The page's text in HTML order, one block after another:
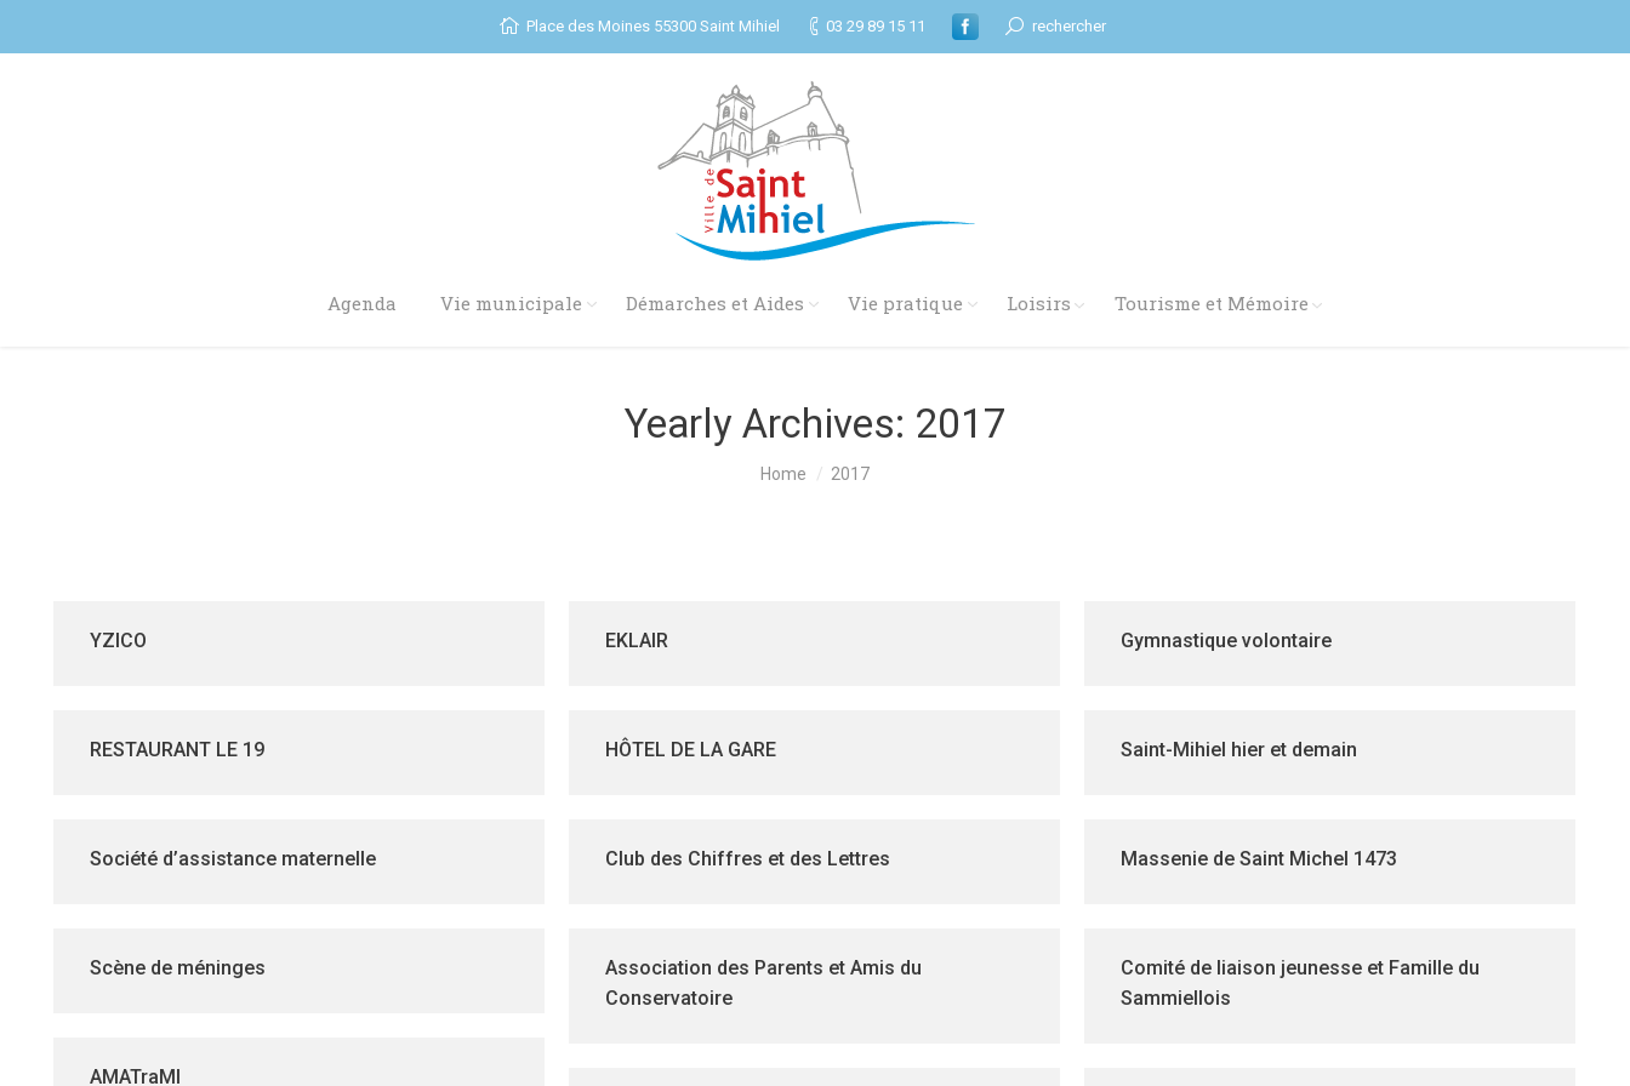
Place des Moines 55300 Saint Mihiel 03 29 89 15 11 rechercher
Agenda Vie municipale Démarches et Aides Vie pratique Loisirs Tourisme et Mémoire
Yearly Archives: 2017
Home 2017
YZICO EKLAIR Gymnastique volontaire
RESTAURANT LE 19 HÔTEL DE LA GARE Saint-Mihiel hier et demain
Société d’assistance maternelle Club des Chiffres et des Lettres Massenie de Saint Michel 1473
Scène de méninges
Association des Parents et Amis du
Conservatoire
Comité de liaison jeunesse et Famille du
Sammiellois
AMATraMI